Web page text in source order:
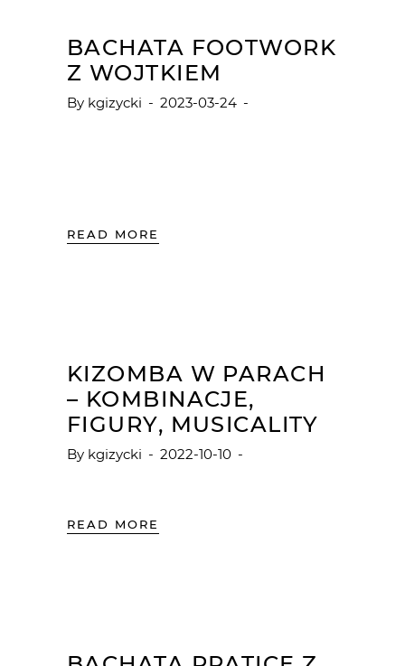
BACHATA FOOTWORK
Z WOJTKIEM
By kgizycki 2023-03-24
READ MORE
KIZOMBA W PARACH
– KOMBINACJE,
FIGURY, MUSICALITY
By kgizycki 2022-10-10
READ MORE